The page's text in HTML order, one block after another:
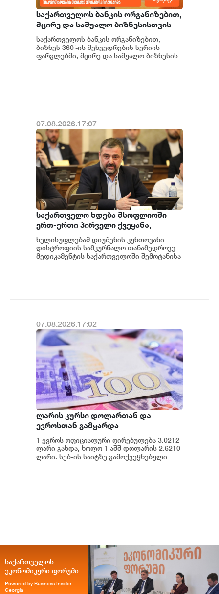
საქართველოს ბანკის ორგანიზებით,
მცირე და საშუალო ბიზნესისთვის
შრომის უსაფრთხოების ვორკშოპი
გაიმართა
საქართველოს ბანკის ორგანიზებით,
ბიზნეს 360˚-ის შეხვედრების სერიის
ფარგლებში, მცირე და საშუალო ბიზნესის
07.08.2026.17:07
საქართველო ხდება მსოფლიოში
ერთ-ერთი პირველი ქვეყანა,
რომელიც მედიკამენტ ჯივინოსტატს
შეიძენს და სახელმწიფო
პროგრამაში დანერგავს - ბექა
ხელისუფლებამ დიუშენის კუნთოვანი
დისტროფიის სამკურნალო თანამედროვე
მედიკამენტის საქართველოში შემოტანისა
07.08.2026.17:02
ლარის კურსი დოლართან და
ევროსთან გამყარდა
1 ევროს ოფიციალური ღირებულება 3.0212
ლარი გახდა, ხოლო 1 აშშ დოლარის 2.6210
ლარი. სებ-ის საიტზე გამოქვეყნებული
საქართველოს
ეკონომიკური ფორუმი
Powered by Business Insider
Georgia